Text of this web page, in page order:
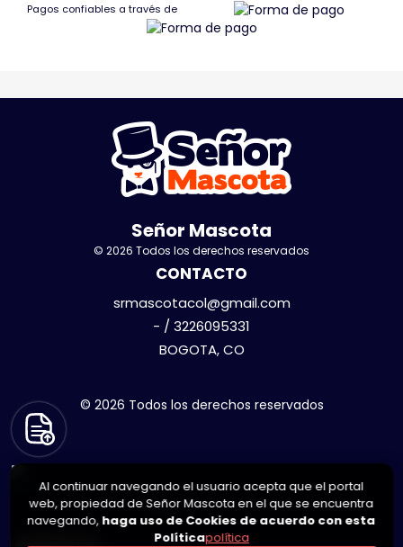
Pagos confiables a través de
Señor Mascota
© 2026 Todos los derechos reservados
CONTACTO
srmascotacol@gmail.com
- / 3226095331
BOGOTA, CO
© 2026 Todos los derechos reservados
Al continuar navegando el usuario acepta que el portal
web, propiedad de Señor Mascota en el que se encuentra
navegando, haga uso de Cookies de acuerdo con esta
Políticapolítica